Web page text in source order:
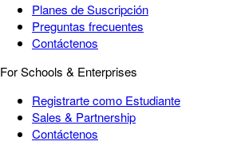
Planes de Suscripción
Preguntas frecuentes
Contáctenos
For Schools & Enterprises
Registrarte como Estudiante
Sales & Partnership
Contáctenos